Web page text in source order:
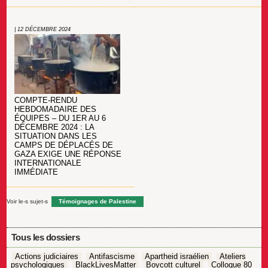
| 12 DÉCEMBRE 2024
COMPTE-RENDU
HEBDOMADAIRE DES
ÉQUIPES – DU 1ER AU 6
DÉCEMBRE 2024 : LA
SITUATION DANS LES
CAMPS DE DÉPLACÉS DE
GAZA EXIGE UNE RÉPONSE
INTERNATIONALE
IMMÉDIATE
Voir le-s sujet-s Témoignages de Palestine
Tous les dossiers
Actions judiciaires Antifascisme Apartheid israélien
Ateliers
psychologiques
BlackLivesMatter Boycott culturel Colloque 80